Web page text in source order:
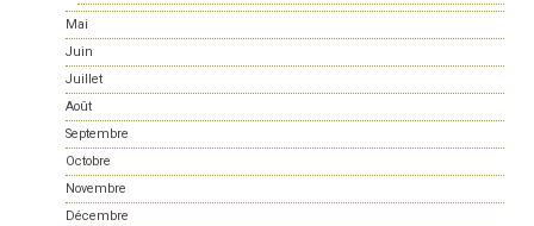
Mai
Juin
Juillet
Août
Septembre
Octobre
Novembre
Décembre